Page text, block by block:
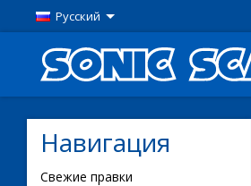
Русский
Навигация
Свежие правки